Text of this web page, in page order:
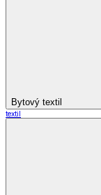
Bytový textil
textil